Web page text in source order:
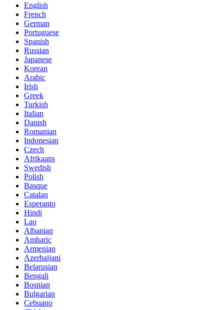
English
French
German
Portuguese
Spanish
Russian
Japanese
Korean
Arabic
Irish
Greek
Turkish
Italian
Danish
Romanian
Indonesian
Czech
Afrikaans
Swedish
Polish
Basque
Catalan
Esperanto
Hindi
Lao
Albanian
Amharic
Armenian
Azerbaijani
Belarusian
Bengali
Bosnian
Bulgarian
Cebuano